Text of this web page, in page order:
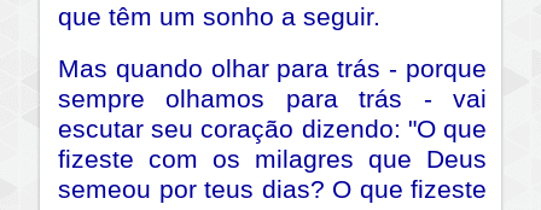
que têm um sonho a seguir.
Mas quando olhar para trás - porque
sempre olhamos para trás - vai
escutar seu coração dizendo: "O que
fizeste com os milagres que Deus
semeou por teus dias? O que fizeste